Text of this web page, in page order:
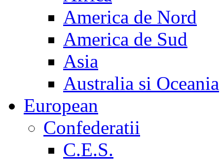
America de Nord
America de Sud
Asia
Australia si Oceania
European
Confederatii
C.E.S.